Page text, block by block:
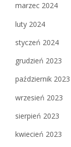
marzec 2024
luty 2024
styczeń 2024
grudzień 2023
październik 2023
wrzesień 2023
sierpień 2023
kwiecień 2023